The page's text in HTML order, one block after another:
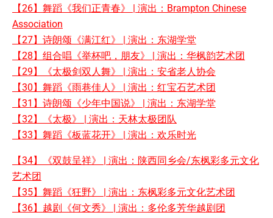
【26】舞蹈《我们正青春》 | 演出：Brampton Chinese
Association
【27】诗朗颂《满江红》 | 演出：东湖学堂
【28】组合唱《举杯吧，朋友》 | 演出：华枫韵艺术团
【29】《太极剑双人舞》 | 演出：安省老人协会
【30】舞蹈《雨巷佳人》 | 演出：红宝石艺术团
【31】诗朗颂《少年中国说》 | 演出：东湖学堂
【32】《太极》 | 演出：天林太极团队
【33】舞蹈《板蓝花开》 | 演出：欢乐时光
【34】《双鼓呈祥》 | 演出：陕西同乡会/东枫彩多元文化
艺术团
【35】舞蹈《狂野》 | 演出：东枫彩多元文化艺术团
【36】越剧《何文秀》 | 演出：多伦多芳华越剧团